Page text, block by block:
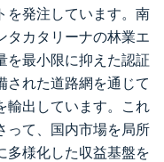
を発注しています。南
タカタリーナの林業エ
を最小限に抑えた認証
された道路網を通じて
輸出しています。これ
って、国内市場を局所
多様化した収益基盤を